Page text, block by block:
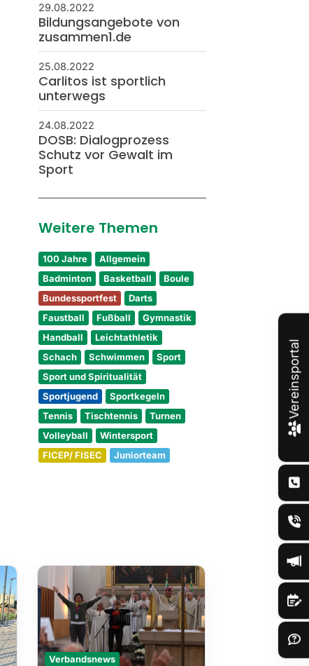
29.08.2022
Bildungsangebote von
zusammen1.de
25.08.2022
Carlitos ist sportlich
unterwegs
24.08.2022
DOSB: Dialogprozess
Schutz vor Gewalt im
Sport
Weitere Themen
100 Jahre
Allgemein
Badminton
Basketball
Boule
Bundessportfest
Darts
Faustball
Fußball
Gymnastik
Handball
Leichtathletik
Schach
Schwimmen
Sport
Sport und Spiritualität
Sportjugend
Sportkegeln
Tennis
Tischtennis
Turnen
Volleyball
Wintersport
FICEP/ FISEC
Juniorteam
Verbandsnews Verbandsnews
Vereinsportal